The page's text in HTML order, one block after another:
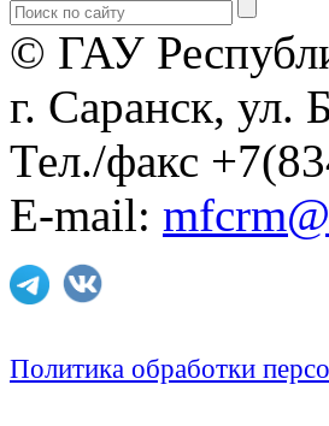
© ГАУ
г. Саранск, ул.
Тел./факс
E-mail:
Политика обработки